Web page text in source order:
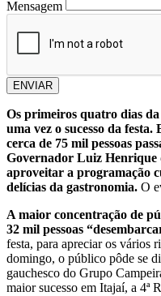
Mensagem
ENVIAR
Os primeiros quatro dias
uma vez o sucesso da
cerca de 75 mil pessoas
Governador Luiz
aproveitar a programação
delícias da gastronomia. O
A maior concentração de
32 mil pessoas
festa, para apreciar os vários
domingo, o público pôde se
gauchesco do Grupo
maior sucesso em Itajaí, a 4ª